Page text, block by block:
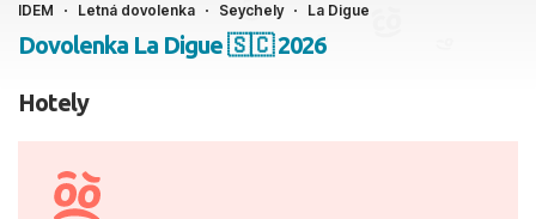
Ako cestujete?
2 dospelí, 0 deti
IDEM Letná dovolenka Seychely La Digue
Dovolenka La Digue 🇸🇨 2026
Hotely